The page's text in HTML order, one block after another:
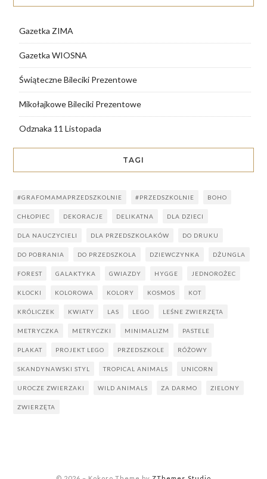
Gazetka ZIMA
Gazetka WIOSNA
Świąteczne Bileciki Prezentowe
Mikołajkowe Bileciki Prezentowe
Odznaka 11 Listopada
TAGI
#GRAFOMAMAPRZEDSZKOLNIE #PRZEDSZKOLNIE BOHO
CHŁOPIEC DEKORACJE DELIKATNA DLA DZIECI
DLA NAUCZYCIELI DLA PRZEDSZKOLAKÓW DO DRUKU
DO POBRANIA DO PRZEDSZKOLA DZIEWCZYNKA DŻUNGLA
FOREST GALAKTYKA GWIAZDY HYGGE JEDNOROŻEC
KLOCKI KOLOROWA KOLORY KOSMOS KOT
KRÓLICZEK KWIATY LAS LEGO LEŚNE ZWIERZĘTA
METRYCZKA METRYCZKI MINIMALIZM PASTELE
PLAKAT PROJEKT LEGO PRZEDSZKOLE RÓŻOWY
SKANDYNAWSKI STYL TROPICAL ANIMALS UNICORN
UROCZE ZWIERZAKI WILD ANIMALS ZA DARMO ZIELONY
ZWIERZĘTA